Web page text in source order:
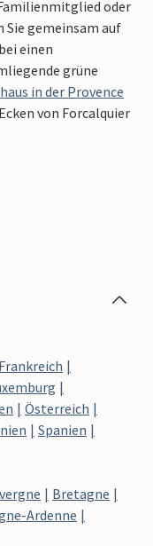
oder
Sie gemeinsam auf
einen
grüne
in der Provence
von Forcalquier
Frankreich
Österreich
Spanien
Bretagne
Ardenne